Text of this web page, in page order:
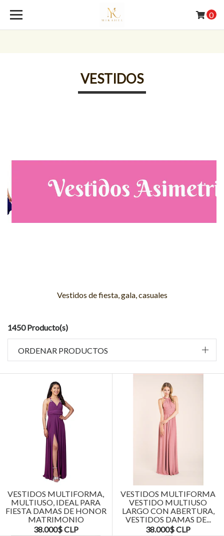
0
VESTIDOS
Vestidos de fiesta, gala, casuales
1450 Producto(s)
ORDENAR PRODUCTOS
VESTIDOS MULTIFORMA,
MULTIUSO, IDEAL PARA
FIESTA DAMAS DE HONOR
MATRIMONIO
38.000$ CLP
VESTIDOS MULTIFORMA
VESTIDO MULTIUSO
LARGO CON ABERTURA,
VESTIDOS DAMAS DE...
38.000$ CLP